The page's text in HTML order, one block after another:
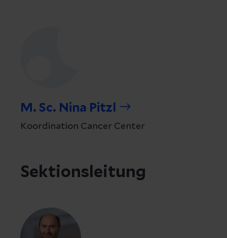
M. Sc. Nina Pitzl
Koordination Cancer Center
Sektionsleitung